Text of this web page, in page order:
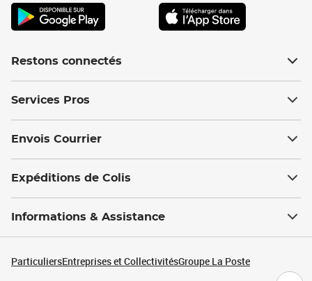
Restons connectés
Services Pros
Envois Courrier
Expéditions de Colis
Informations & Assistance
ParticuliersEntreprises et CollectivitésGroupe La Poste